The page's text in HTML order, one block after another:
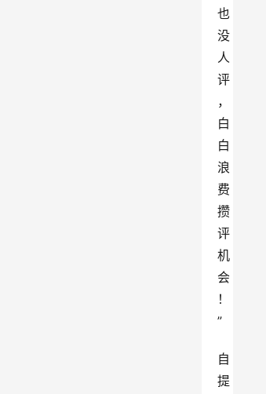
也
没
人
评
，
白
白
浪
费
攒
评
机
会
！
”
自
提